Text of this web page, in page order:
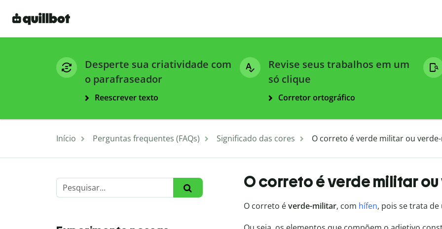
Desperte sua criatividade com
o parafraseador
Reescrever texto
Revise seus trabalhos em um
só clique
Corretor ortográfico
Início Perguntas frequentes (FAQs) Significado das cores O correto é verde militar ou
O correto é verde militar
O correto éverde-militar, com hífen, pois se trata de